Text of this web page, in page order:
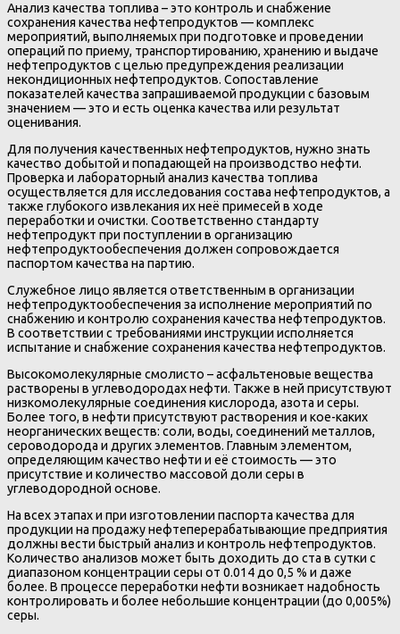
Анализ качества топлива – это контроль и снабжение
сохранения качества нефтепродуктов — комплекс
мероприятий, выполняемых при подготовке и проведении
операций по приему, транспортированию, хранению и выдаче
нефтепродуктов с целью предупреждения реализации
некондиционных нефтепродуктов. Сопоставление
показателей качества запрашиваемой продукции с базовым
значением — это и есть оценка качества или результат
оценивания.
Для получения качественных нефтепродуктов, нужно знать
качество добытой и попадающей на производство нефти.
Проверка и лабораторный анализ качества топлива
осуществляется для исследования состава нефтепродуктов, а
также глубокого извлекания их неё примесей в ходе
переработки и очистки. Соответственно стандарту
нефтепродукт при поступлении в организацию
нефтепродуктообеспечения должен сопровождается
паспортом качества на партию.
Служебное лицо является ответственным в организации
нефтепродуктообеспечения за исполнение мероприятий по
снабжению и контролю сохранения качества нефтепродуктов.
В соответствии с требованиями инструкции исполняется
испытание и снабжение сохранения качества нефтепродуктов.
Высокомолекулярные смолисто – асфальтеновые вещества
растворены в углеводородах нефти. Также в ней присутствуют
низкомолекулярные соединения кислорода, азота и серы.
Более того, в нефти присутствуют растворения и кое-каких
неорганических веществ: соли, воды, соединений металлов,
сероводорода и других элементов. Главным элементом,
определяющим качество нефти и её стоимость — это
присутствие и количество массовой доли серы в
углеводородной основе.
На всех этапах и при изготовлении паспорта качества для
продукции на продажу нефтеперерабатывающие предприятия
должны вести быстрый анализ и контроль нефтепродуктов.
Количество анализов может быть доходить до ста в сутки с
диапазоном концентрации серы от 0.014 до 0,5 % и даже
более. В процессе переработки нефти возникает надобность
контролировать и более небольшие концентрации (до 0,005%)
серы.